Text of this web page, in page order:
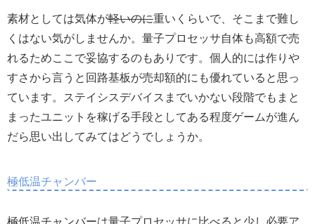
素材としては気体が軽いのに重いくらいで、そこまで難し
くはない気がしませんか。量子プロセッサ自体も高額で売
れるためここで妥協するのもありです。個人的には作りや
すさから言うと回路基板が売却額的にも優れていると思っ
ています。ステイシスデバイスまでいかない段階でもまと
まったユニットを稼げる手段としてある程度ゲームが進ん
だら思い出してみてはどうでしょうか。
極低温チャンバー